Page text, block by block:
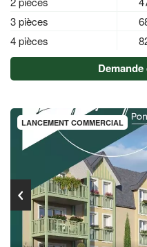
3 pièces
4 pièces
LANCEMENT COMMERCIAL